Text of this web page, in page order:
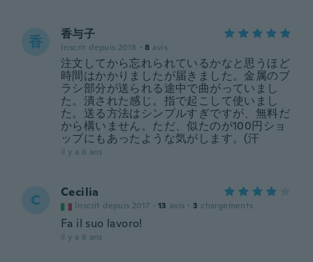
香 香与子
Inscrit depuis 2018 · 8 avis
注文してから忘れられているかなと思うほど
時間はかかりましたが届きました。金属のブ
ラシ部分が送られる途中で曲がっていまし
た。潰された感じ。指で起こして使いまし
た。送る方法はシンプルすぎですが、無料だ
から構いません。ただ、似たのが100円ショ
ップにもあったような気がします。(汗
il y a 6 ans
C Cecilia
Inscrit depuis 2017 · 13 avis · 3 chargements
Fa il suo lavoro!
il y a 6 ans